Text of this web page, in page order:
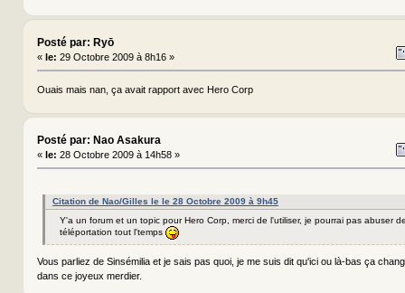
Posté par: Ryō
« le: 29 Octobre 2009 à 8h16 »
Ouais mais nan, ça avait rapport avec Hero Corp
Posté par: Nao Asakura
« le: 28 Octobre 2009 à 14h58 »
Citation de Nao/Gilles le le 28 Octobre 2009 à 9h45
Y'a un forum et un topic pour Hero Corp, merci de l'utiliser, je pourrai pas abuser
téléportation tout l'temps
Vous parliez de Sinsémilia et je sais pas quoi, je me suis dit qu'ici ou là-bas ça
dans ce joyeux merdier.